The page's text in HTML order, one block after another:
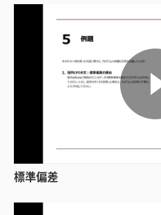
標準偏差